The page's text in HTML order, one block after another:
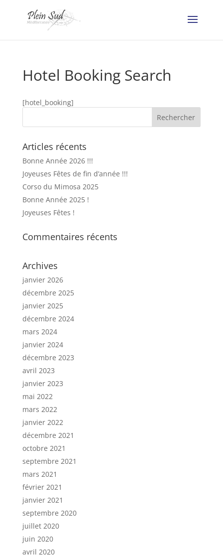
Hotel Booking Search
[hotel_booking]
Articles récents
Bonne Année 2026 !!!
Joyeuses Fêtes de fin d’année !!!
Corso du Mimosa 2025
Bonne Année 2025 !
Joyeuses Fêtes !
Commentaires récents
Archives
janvier 2026
décembre 2025
janvier 2025
décembre 2024
mars 2024
janvier 2024
décembre 2023
avril 2023
janvier 2023
mai 2022
mars 2022
janvier 2022
décembre 2021
octobre 2021
septembre 2021
mars 2021
février 2021
janvier 2021
septembre 2020
juillet 2020
juin 2020
avril 2020